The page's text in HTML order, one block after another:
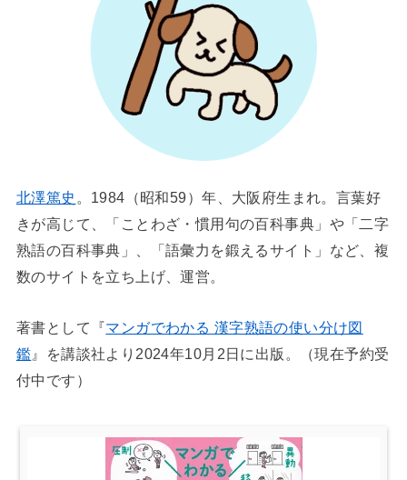
北澤篤史 。1984（昭和59）年、大阪府生まれ。言葉好
きが高じて、「ことわざ・慣用句の百科事典」や「二字
熟語の百科事典」、「語彙力を鍛えるサイト」など、複
数のサイトを立ち上げ、運営。
著書として『マンガでわかる 漢字熟語の使い分け図
鑑 』を講談社より2024年10月2日に出版。（現在予約受
付中です）